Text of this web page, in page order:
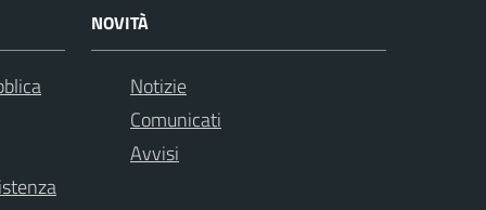
NOVITÀ
Notizie
Comunicati
Avvisi